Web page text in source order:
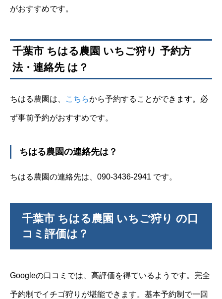
がおすすめです。
千葉市 ちはる農園 いちご狩り 予約方
法・連絡先 は？
ちはる農園は、 こち らから予約することができます。必
ず事前予約がおすすめです。
ちはる農園の連絡先は？
ちはる農園の連絡先は、090-3436-2941 です。
千葉市 ちはる農園 いちご狩り の口
コミ評価は？
Googleの口コミでは、高評価を得ているようです。完全
予約制でイチゴ狩りが堪能できます。基本予約制で一回